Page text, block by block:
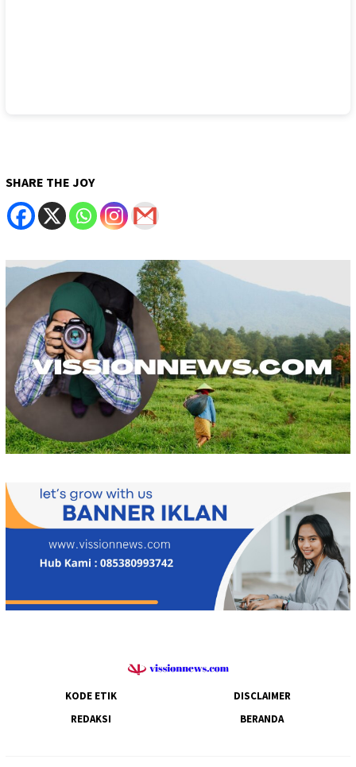
SHARE THE JOY
KODE ETIK
DISCLAIMER
REDAKSI
BERANDA